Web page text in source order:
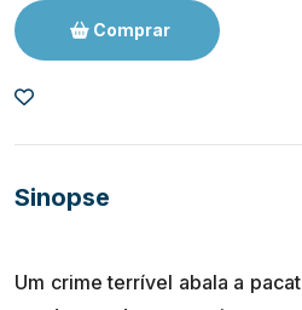
Comprar
Sinopse
Um crime terrível abala a